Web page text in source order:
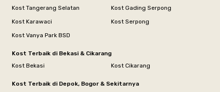
Kost Tangerang Selatan
Kost Gading Serpong
Kost Karawaci
Kost Serpong
Kost Vanya Park BSD
Kost Terbaik di Bekasi & Cikarang
Kost Bekasi
Kost Cikarang
Kost Terbaik di Depok, Bogor & Sekitarnya